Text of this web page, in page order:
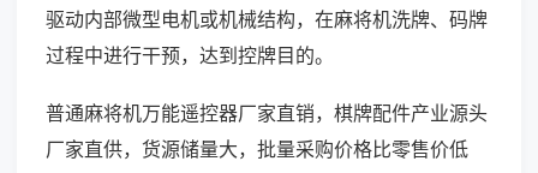
驱动内部微型电机或机械结构，在麻将机洗牌、码牌
过程中进行干预，达到控牌目的。
普通麻将机万能遥控器厂家直销，棋牌配件产业源头
厂家直供，货源储量大，批量采购价格比零售价低